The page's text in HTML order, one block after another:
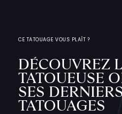
CE TATOUAGE VOUS PLAÎT ?
DÉCOUVREZ
TATOUEUSE
SES
TATOUAGES